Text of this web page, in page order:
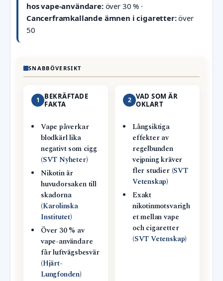
hos vape-användare:över 30 % ·
Cancerframkallande ämnen i cigaretter:över
50
SNABBÖVERSIKT
1
BEKRÄFTADE
FAKTA
Vape påverkar
blodkärl lika
negativt som cigg
(SVT Nyheter)
Nikotin är
huvudorsaken till
skadorna
(Karolinska
Institutet)
Över 30 % av
vape-användare
får luftvägsbesvär
(Hjärt-
Lungfonden)
2 VAD SOM ÄR
OKLART
Långsiktiga
effekter av
regelbunden
vejpning kräver
fler studier (SVT
Vetenskap)
Exakt
nikotinmotsvarigh
et mellan vape
och cigaretter
(SVT Vetenskap)